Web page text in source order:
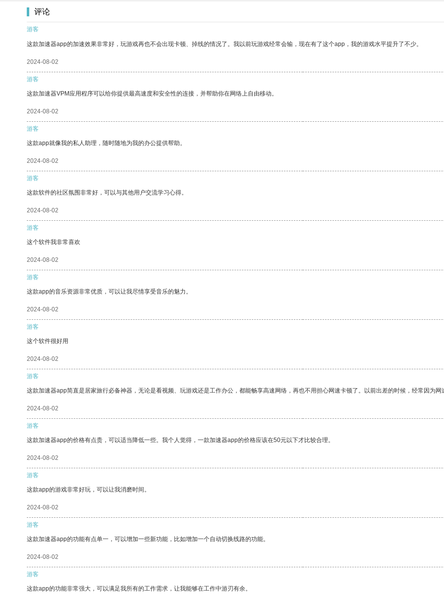
评论
游客
这款加速器app的加速效果非常好，玩游戏再也不会出现卡顿、掉线的情况了。我以前玩游戏经常会输，现在有了这个app，我的游戏水平提升了不少。
2024-08-02
游客
这款加速器VPM应用程序可以给你提供最高速度和安全性的连接，并帮助你在网络上自由移动。
2024-08-02
游客
这款app就像我的私人助理，随时随地为我的办公提供帮助。
2024-08-02
游客
这款软件的社区氛围非常好，可以与其他用户交流学习心得。
2024-08-02
游客
这个软件我非常喜欢
2024-08-02
游客
这款app的音乐资源非常优质，可以让我尽情享受音乐的魅力。
2024-08-02
游客
这个软件很好用
2024-08-02
游客
这款加速器app简直是居家旅行必备神器，无论是看视频、玩游戏还是工作办公，都能畅享高速网络，再也不用担心网速卡顿了。以前出差的时候，经常因为
2024-08-02
游客
这款加速器app的价格有点贵，可以适当降低一些。我个人觉得，一款加速器app的价格应该在50元以下才比较合理。
2024-08-02
游客
这款app的游戏非常好玩，可以让我消磨时间。
2024-08-02
游客
这款加速器app的功能有点单一，可以增加一些新功能，比如增加一个自动切换线路的功能。
2024-08-02
游客
这款app的功能非常强大，可以满足我所有的工作需求，让我能够在工作中游刃有余。